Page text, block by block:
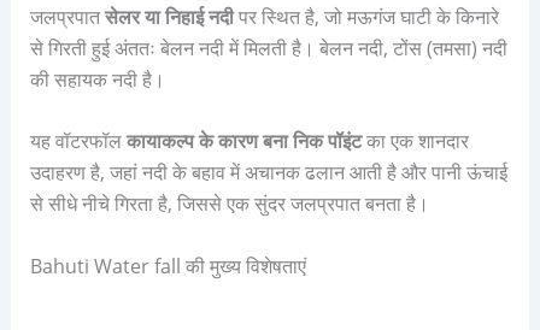
जलप्रपातसेलर या निहाई नदीपर स्थित है, जो मऊगंज घाटी के किनारे
से गिरती हुई अंततः बेलन नदी में मिलती है। बेलन नदी, टोंस (तमसा) नदी
की सहायक नदी है।
यह वॉटरफॉलकायाकल्प के कारण बना निक पॉइंटका एक शानदार
उदाहरण है, जहां नदी के बहाव में अचानक ढलान आती है और पानी ऊंचाई
से सीधे नीचे गिरता है, जिससे एक सुंदर जलप्रपात बनता है।
Bahuti Water fall की मुख्य विशेषताएं